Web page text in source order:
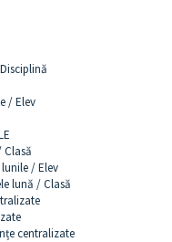
/ Elev
/ Elev
lună / Clasă
centralizate